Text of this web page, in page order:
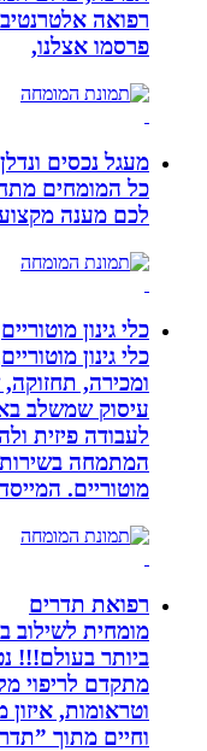
רפואה
פרסמו אצלנו,
מעגל נכסים ונדלן
כל המומחים
לכם מענה מקצועי
כלי גינון מוטוריים
כלי גינון
ומכירה, תחזוקה,
עיסוק שמשלב
לעבודה פיזית
המתמחה בשירות,
מוטוריים. המייסדים 42, כפר דניאל
רפואת תדרים
מומחית לשילוב
מתקדם לריפוי
וטראומות, איזון
וחיים מתוך ”תדר